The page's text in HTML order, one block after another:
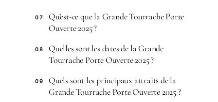
07
Qu’est-ce que la Grande Tourrache Porte
Ouverte 2025 ?
08
Quelles sont les dates de la Grande
Tourrache Porte Ouverte 2025 ?
09
Quels sont les principaux attraits de la
Grande Tourrache Porte Ouverte 2025 ?